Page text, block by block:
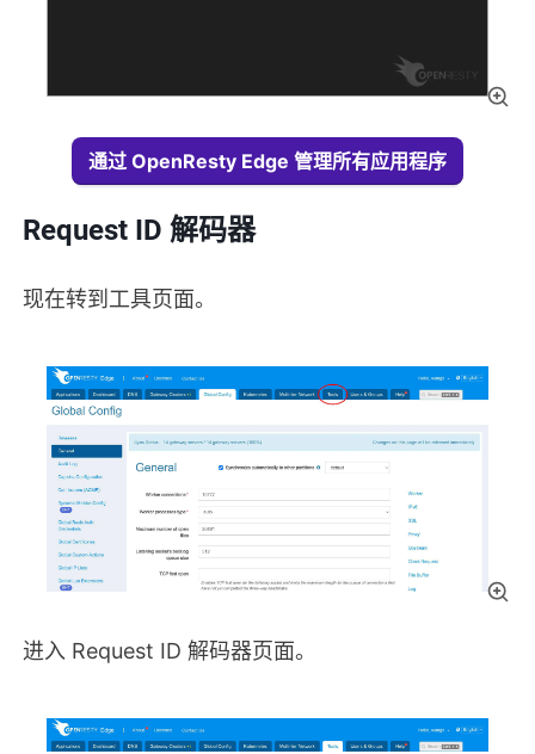
通过 OpenResty Edge 管理所有应用程序
Request ID 解码器
现在转到工具页面。
进入 Request ID 解码器页面。